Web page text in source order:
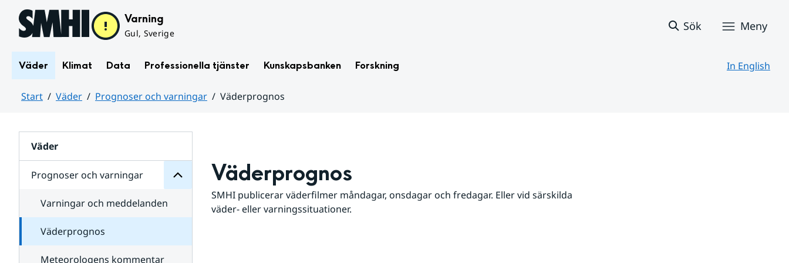
Hoppa till sidans innehåll Varning
Gul, Sverige
Sök Meny
Väder Klimat Data Professionella tjänster Kunskapsbanken Forskning In English
Start Väder Prognoser och varningar
Väderprognos
Väder
Prognoser och varningar
för
varningar
Varningar och meddelanden
Väderprognos
Meteorologens kommentar
Väderprognos
SMHI publicerar väderfilmer måndagar, onsdagar och fredagar. Eller vid särskilda
väder- eller varningssituationer.